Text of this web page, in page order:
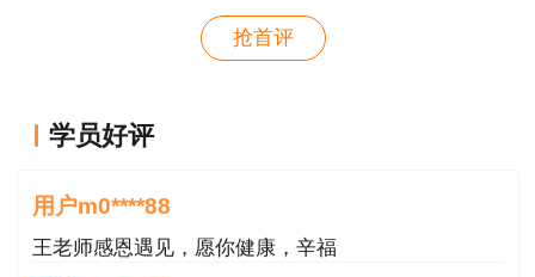
进入事项，填写详细信息后勾选送达方式为“邮
②登录安徽政务服务网，切换地区与部门
术人员资格证书管理服务】事项，点击在线办理后
填写信息选择“邮寄”。
抢首评
学员好评
用户m0****88
用户m9****88
比平常讲课好很多，废话少了